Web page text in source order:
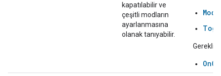
kapatılabilir ve
çeşitli modların
ayarlanmasına
olanak tanıyabilir.
Gerekli: